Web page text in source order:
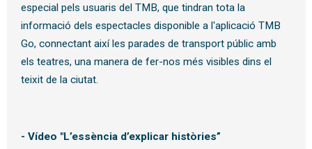
especial pels usuaris del TMB, que tindran tota la
informació dels espectacles disponible a l'aplicació TMB
Go, connectant així les parades de transport públic amb
els teatres, una manera de fer-nos més visibles dins el
teixit de la ciutat.
- Vídeo "L’essència d’explicar històries”